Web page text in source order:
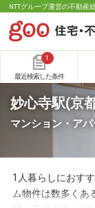
NTTグループ運営の不動産
1
最近検索した条件
妙心寺駅(京
マンション・ア
1人暮らしにおす
ム物件は数多くあ